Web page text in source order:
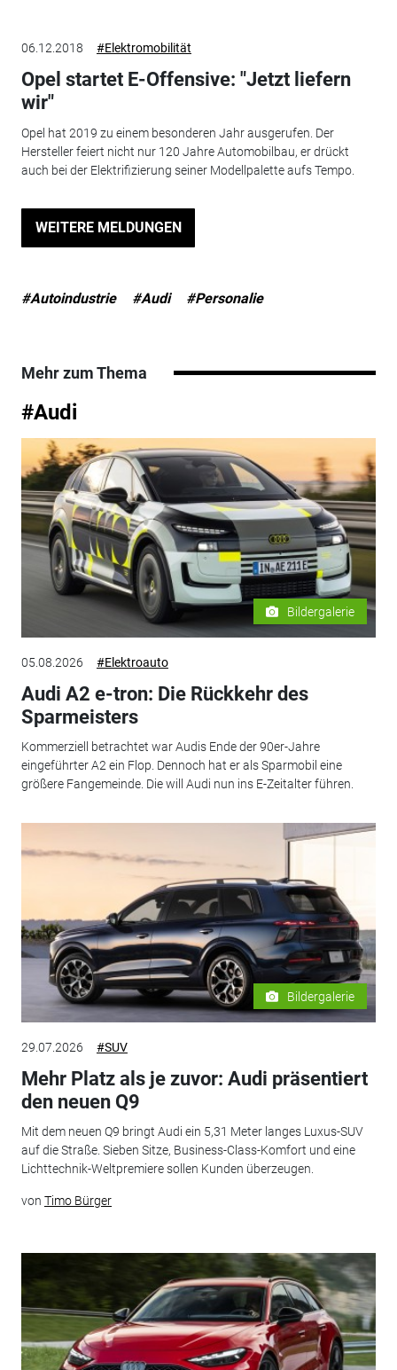
06.12.2018 #Elektromobilität
Opel startet E-Offensive: "Jetzt liefern
wir"
Opel hat 2019 zu einem besonderen Jahr ausgerufen. Der
Hersteller feiert nicht nur 120 Jahre Automobilbau, er drückt
auch bei der Elektrifizierung seiner Modellpalette aufs Tempo.
WEITERE MELDUNGEN
#Autoindustrie #Audi #Personalie
Mehr zum Thema
#Audi
Bildergalerie
05.08.2026 #Elektroauto
Audi A2 e-tron: Die Rückkehr des
Sparmeisters
Kommerziell betrachtet war Audis Ende der 90er-Jahre
eingeführter A2 ein Flop. Dennoch hat er als Sparmobil eine
größere Fangemeinde. Die will Audi nun ins E-Zeitalter führen.
Bildergalerie
29.07.2026 #SUV
Mehr Platz als je zuvor: Audi präsentiert
den neuen Q9
Mit dem neuen Q9 bringt Audi ein 5,31 Meter langes Luxus-SUV
auf die Straße. Sieben Sitze, Business-Class-Komfort und eine
Lichttechnik-Weltpremiere sollen Kunden überzeugen.
von Timo Bürger